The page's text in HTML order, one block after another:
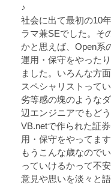
♪
社会に出て最初の10
ラマ兼SEでした。そ
かと思えば、Open系
運用・保守をやった
ました。いろんな方
スペシャリストって
劣等感の塊のような
辺エンジニアでもど
VB.netで作られた証
用・保守をやってます
もうこんな歳なので
っていけるかって不
意見や思いを淡々と